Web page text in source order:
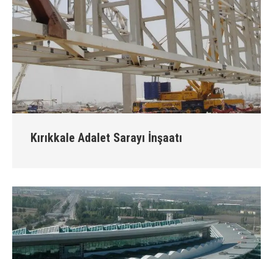
Kırıkkale Adalet Sarayı İnşaatı